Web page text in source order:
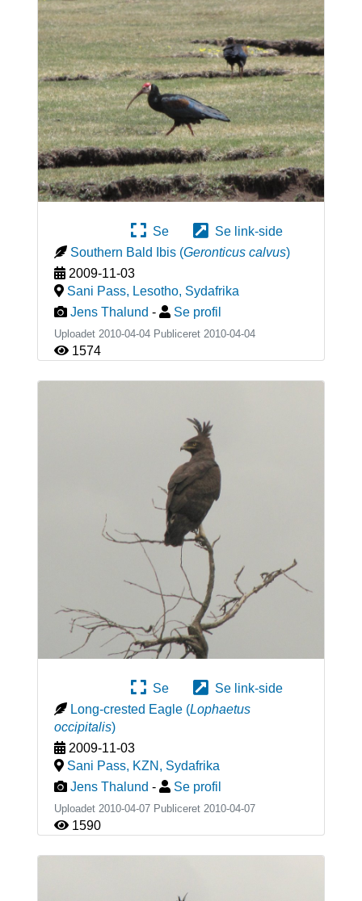
Se
Se link-side
Southern Bald Ibis (Geronticus calvus)
2009-11-03
Sani Pass, Lesotho, Sydafrika
Jens Thalund - Se profil
Uploadet 2010-04-04 Publiceret 2010-04-04
1574
Se
Se link-side
Long-crested Eagle (Lophaetus
occipitalis)
2009-11-03
Sani Pass, KZN , Sydafrika
Jens Thalund - Se profil
Uploadet 2010-04-07 Publiceret 2010-04-07
1590